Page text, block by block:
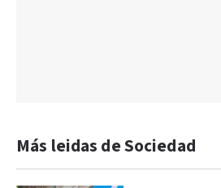
Más leidas de Sociedad